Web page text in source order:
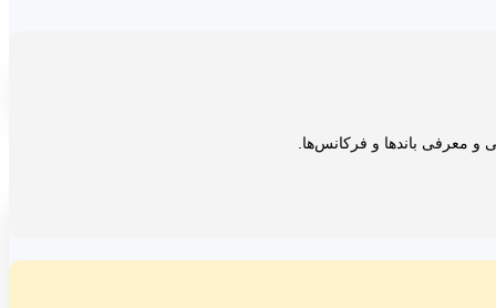
و معرفی باندها و فرکانس‌ها.